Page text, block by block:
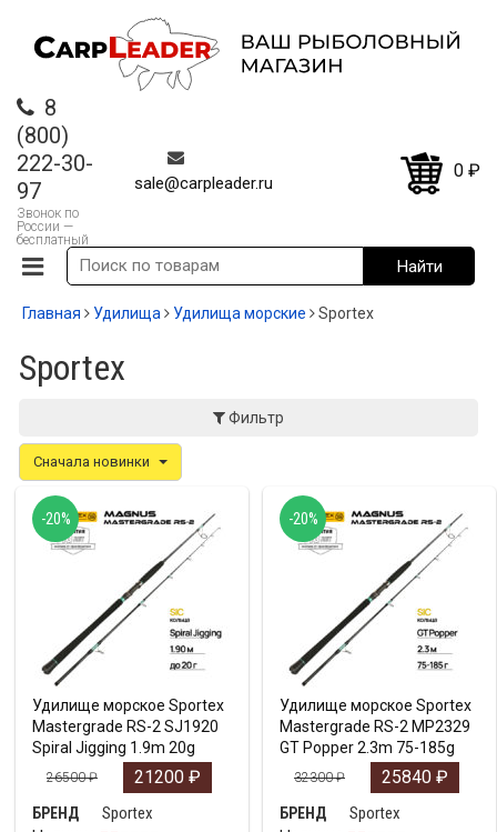
8
(800)
222-30-
97
Звонок по
России —
бесплатный
sale@carpleader.ru
0 ₽
Главная Удилища Удилища морские Sportex
Sportex
Фильтр
Сначала новинки
Удилище морское Sportex
Mastergrade RS-2 SJ1920
Spiral Jigging 1.9m 20g
26500₽ 21200 ₽
БРЕНД
Sportex
-20%
Удилище морское Sportex
Mastergrade RS-2 MP2329
GT Popper 2.3m 75-185g
32300₽ 25840 ₽
БРЕНД
Sportex
-20%